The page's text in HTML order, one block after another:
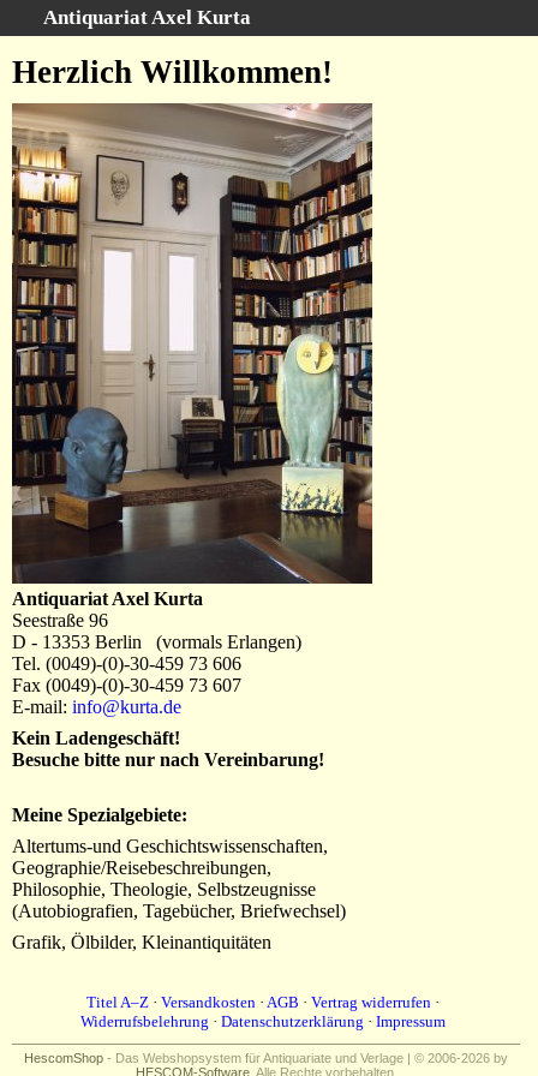
Antiquariat Axel Kurta
Suche
Sachgebiete
Schlagwörter
Kataloge
Ankauf
Warenkorb
Anfahrt/Kontakt
Geschäftschronik
Herzlich Willkommen!
Antiquariat Axel Kurta
Seestraße 96
D - 13353 Berlin (vormals Erlangen)
Tel. (0049)-(0)-30-459 73 606
Fax (0049)-(0)-30-459 73 607
E-mail: info@kurta.de
Kein Ladengeschäft!
Besuche bitte nur nach Vereinbarung!
Meine Spezialgebiete:
Altertums-und Geschichtswissenschaften,
Geographie/Reisebeschreibungen,
Philosophie, Theologie, Selbstzeugnisse
(Autobiografien, Tagebücher, Briefwechsel)
Grafik, Ölbilder, Kleinantiquitäten
Titel A–Z · Versandkosten · AGB · Vertrag widerrufen ·
Widerrufsbelehrung · Datenschutzerklärung · Impressum
HescomShop - Das Webshopsystem für Antiquariate und Verlage | © 2006-2026 by
HESCOM-Software. Alle Rechte vorbehalten.